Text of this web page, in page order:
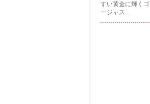
すい黄金に輝くゴ
ージャス...